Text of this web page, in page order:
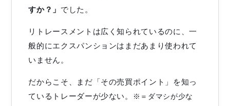
すか？」 でした。
リトレースメントは広く知られているのに、一
般的にエクスパンションはまだあまり使われて
いません。
だからこそ、まだ「その売買ポイント」を知っ
ているトレーダーが少ない。
※＝ダマシが少な